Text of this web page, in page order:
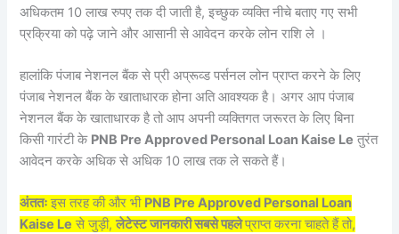
अधिकतम 10 लाख रुपए तक दी जाती है, इच्छुक व्यक्ति नीचे बताए गए सभी
प्रक्रिया को पढ़े जाने और आसानी से आवेदन करके लोन राशि ले ।
हालांकि पंजाब नेशनल बैंक से प्री अप्रूव्ड पर्सनल लोन प्राप्त करने के लिए
पंजाब नेशनल बैंक के खाताधारक होना अति आवश्यक है। अगर आप पंजाब
नेशनल बैंक के खाताधारक है तो आप अपनी व्यक्तिगत जरूरत के लिए बिना
किसी गारंटी के PNB Pre Approved Personal Loan Kaise Le तुरंत
आवेदन करके अधिक से अधिक 10 लाख तक ले सकते हैं।
अंततःइस तरह की और भी PNB Pre Approved Personal Loan
Kaise Le से जुड़ी,लेटेस्ट जानकारी सबसे पहलेप्राप्त करना चाहते हैं तो,